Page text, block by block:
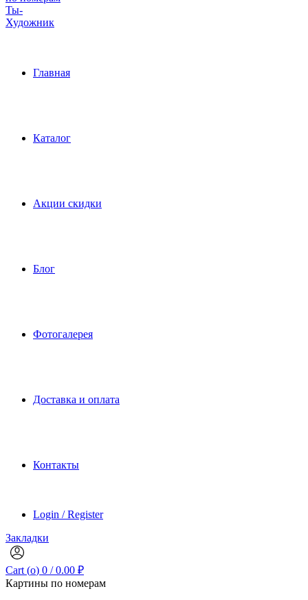
Главная
Каталог
Акции скидки
Блог
Фотогалерея
Доставка и оплата
Контакты
Login / Register
Закладки
Cart (o) 0 / 0.00 ₽
Картины по номерам